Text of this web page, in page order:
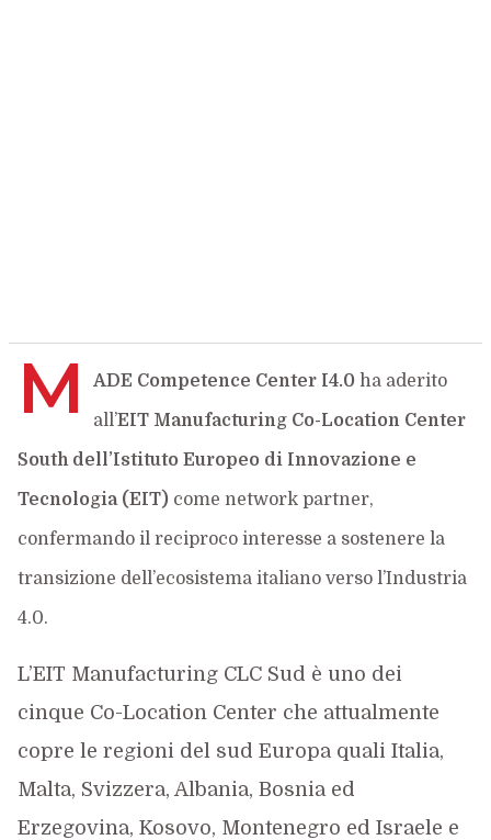
M ADE Competence Center I4.0ha aderito
all’EIT Manufacturing Co-Location Center
South dell’Istituto Europeo di Innovazione e
Tecnologia (EIT)come network partner,
confermando il reciproco interesse a sostenere la
transizione dell’ecosistema italiano verso l’Industria
4.0.
L’EIT Manufacturing CLC Sud è uno dei
cinque Co-Location Center che attualmente
copre le regioni del sud Europa quali Italia,
Malta, Svizzera, Albania, Bosnia ed
Erzegovina, Kosovo, Montenegro ed Israele e